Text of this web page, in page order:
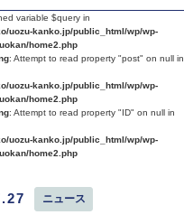
variable $query in
uozu-kanko.jp/public_html/wp/wp-
home2.php
: Attempt to read property "post" on null in
uozu-kanko.jp/public_html/wp/wp-
home2.php
: Attempt to read property "ID" on null in
uozu-kanko.jp/public_html/wp/wp-
home2.php
ニュース